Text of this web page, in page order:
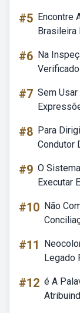
#5 Encontre
Brasileira
#6 Na
#7 Sem
#8 Para
Condutor
#9 O
Executar
#10 Não
#11
Legado
#12 é A